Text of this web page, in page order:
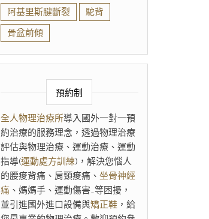
阿基里斯腱斷裂
駝背
骨盆前傾
預約制
全人物理治療所導入國外一對一預
約治療的服務理念，透過物理治療
評估與物理治療、運動治療、運動
指導(運動處方訓練)，解決您惱人
的腰痠背痛、肩頸痠痛、 坐骨神經
痛、媽媽手、運動傷害…等困擾，
並引進國外進口設備與矯正鞋，給